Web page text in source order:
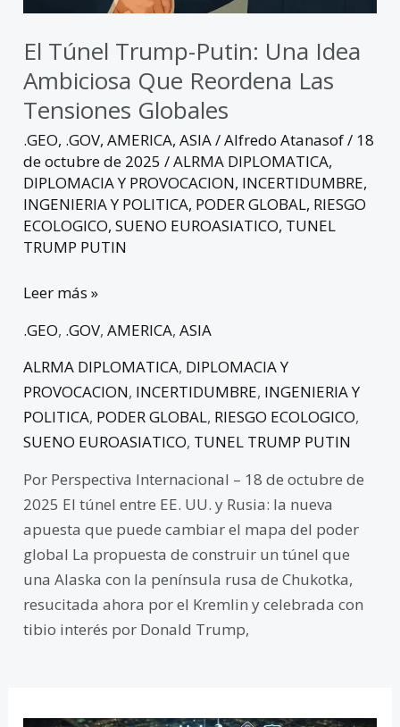
El Túnel Trump-Putin: Una Idea
Ambiciosa Que Reordena Las
Tensiones Globales
.GEO, .GOV,AMERICA,ASIA/Alfredo Atanasof/ 18
de octubre de 2025/ALRMA DIPLOMATICA,
DIPLOMACIA Y PROVOCACION, INCERTIDUMBRE,
INGENIERIA Y POLITICA, PODER GLOBAL, RIESGO
ECOLOGICO,SUENO EUROASIATICO, TUNEL
TRUMP PUTIN
Leer más »
.GEO, .GOV,AMERICA,ASIA
ALRMA DIPLOMATICA, DIPLOMACIA Y
PROVOCACION, INCERTIDUMBRE, INGENIERIA Y
POLITICA, PODER GLOBAL, RIESGO ECOLOGICO,
SUENO EUROASIATICO, TUNEL TRUMP PUTIN
Por Perspectiva Internacional – 18 de octubre de
2025 El túnel entre EE. UU. y Rusia: la nueva
apuesta que puede cambiar el mapa del poder
global La propuesta de construir un túnel que
una Alaska con la península rusa de Chukotka,
resucitada ahora por el Kremlin y celebrada con
tibio interés por Donald Trump,